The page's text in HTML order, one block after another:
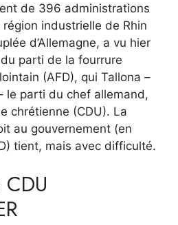
de 396 administrations
industrielle de Rhin
d’Allemagne, a vu hier
parti de la fourrure
(AFD), qui Tallona –
le parti du chef allemand,
chrétienne (CDU). La
au gouvernement (en
tient, mais avec difficulté.